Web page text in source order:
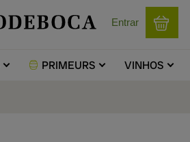
Entrar
PRIMEURS VINHOS